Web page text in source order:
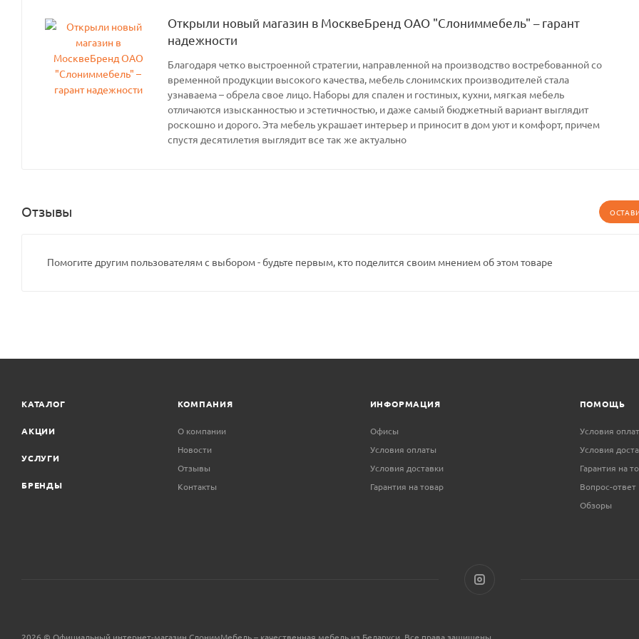
Открыли новый магазин в МосквеБренд ОАО "Слониммебель" – гарант
надежности
Благодаря четко выстроенной стратегии, направленной на производство востребованной со
временной продукции высокого качества, мебель слонимских производителей стала
узнаваема – обрела свое лицо. Наборы для спален и гостиных, кухни, мягкая мебель
отличаются изысканностью и эстетичностью, и даже самый бюджетный вариант выглядит
роскошно и дорого. Эта мебель украшает интерьер и приносит в дом уют и комфорт, причем
спустя десятилетия выглядит все так же актуально
Отзывы
Помогите другим пользователям с выбором - будьте первым, кто поделится своим мнением об этом товаре
КАТАЛОГ
АКЦИИ
УСЛУГИ
БРЕНДЫ
КОМПАНИЯ
О компании
Новости
Отзывы
Контакты
ИНФОРМАЦИЯ
Офисы
Условия оплаты
Условия доставки
Гарантия на товар
ПОМОЩЬ
Условия
Условия
Гарантия на
Вопрос-ответ
Обзоры